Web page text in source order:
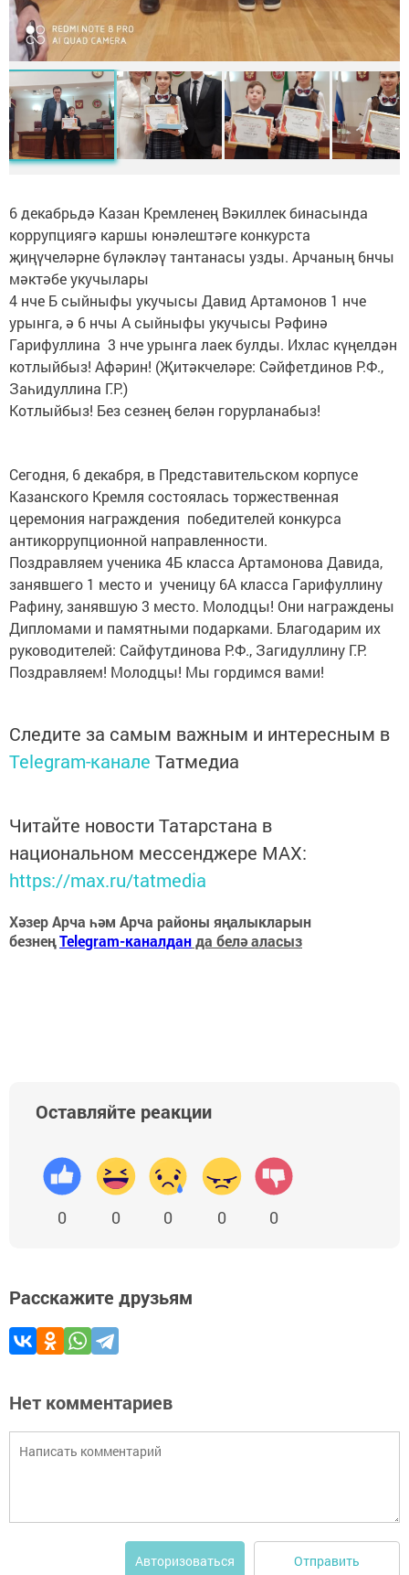
6 декабрьдә Казан Кремленең Вәкиллек бинасында
коррупциягә каршы юнәлештәге конкурста
җиңүчеләрне бүләкләү тантанасы узды. Арчаның 6нчы
мәктәбе укучылары
4 нче Б сыйныфы укучысы Давид Артамонов 1 нче
урынга, ә 6 нчы А сыйныфы укучысы Рәфинә
Гарифуллина 3 нче урынга лаек булды. Ихлас күңелдән
котлыйбыз! Афәрин! (Җитәкчеләре: Сәйфетдинов Р.Ф.,
Заһидуллина Г.Р.)
Котлыйбыз! Без сезнең белән горурланабыз!
Сегодня, 6 декабря, в Представительском корпусе
Казанского Кремля состоялась торжественная
церемония награждения победителей конкурса
антикоррупционной направленности.
Поздравляем ученика 4Б класса Артамонова Давида,
занявшего 1 место и ученицу 6А класса Гарифуллину
Рафину, занявшую 3 место. Молодцы! Они награждены
Дипломами и памятными подарками. Благодарим их
руководителей: Сайфутдинова Р.Ф., Загидуллину Г.Р.
Поздравляем! Молодцы! Мы гордимся вами!
Следите за самым важным и интересным в
Telegram-канале Татмедиа
Читайте новости Татарстана в
национальном мессенджере MАХ:
https://max.ru/tatmedia
Хәзер Арча һәм Арча районы яңалыкларын
безнеңTelegram-каналданда белә аласыз
Оставляйте реакции
0 0 0 0 0
Расскажите друзьям
Нет комментариев
Авторизоваться Отправить